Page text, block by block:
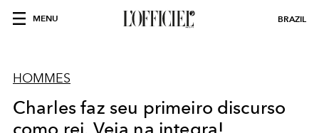
MENU BRAZIL
HOMMES
Charles faz seu primeiro discurso
como rei. Veja na integra!